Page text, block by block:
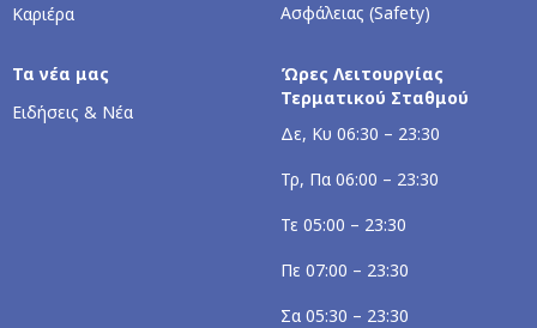
Καριέρα
Ασφάλειας (Safety)
Τα νέα μας
Ειδήσεις & Νέα
Ώρες Λειτουργίας
Τερματικού Σταθμού
Δε, Κυ 06:30 – 23:30
Τρ, Πα 06:00 – 23:30
Τε 05:00 – 23:30
Πε 07:00 – 23:30
Σα 05:30 – 23:30